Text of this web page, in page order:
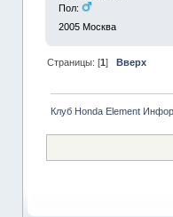
Пол:
2005 Москва
Страницы: [1] Вверх
Клуб Honda Element